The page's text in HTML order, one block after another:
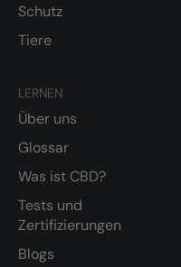
Schutz
Tiere
LERNEN
Über uns
Glossar
Was ist CBD?
Tests und
Zertifizierungen
Blogs